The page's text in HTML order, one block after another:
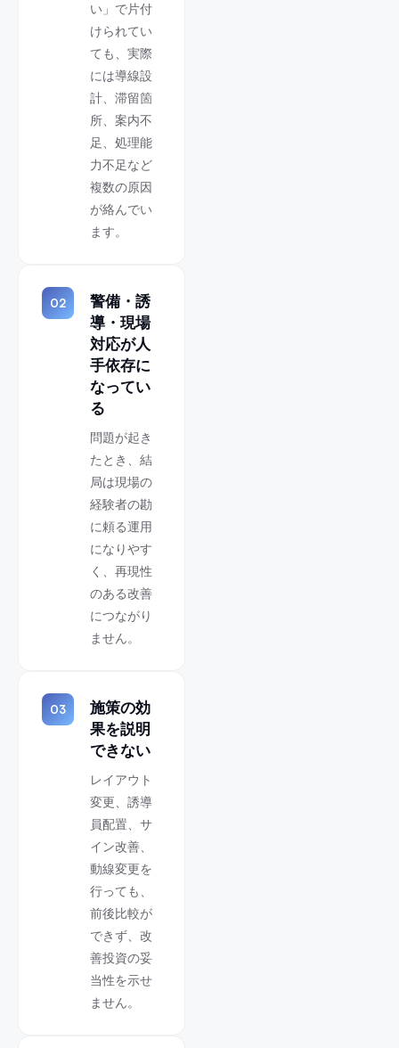
い」で片付
けられてい
ても、実際
には導線設
計、滞留箇
所、案内不
足、処理能
力不足など
複数の原因
が絡んでい
ます。
02
警備・誘
導・現場
対応が人
手依存に
なってい
る
問題が起き
たとき、結
局は現場の
経験者の勘
に頼る運用
になりやす
く、再現性
のある改善
につながり
ません。
03
施策の効
果を説明
できない
レイアウト
変更、誘導
員配置、サ
イン改善、
動線変更を
行っても、
前後比較が
できず、改
善投資の妥
当性を示せ
ません。